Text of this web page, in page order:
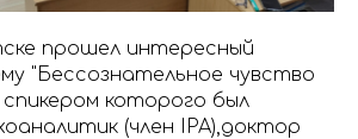
прошел интересный
"Бессознательное чувство
которого был
(член IPA),доктор